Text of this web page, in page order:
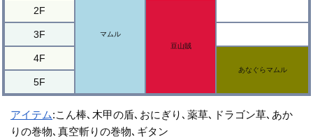
マムル
2F
豆山賊
3F
4F
あなぐらマムル
5F
アイテム:こん棒､木甲の盾､おにぎり､薬草､ドラゴン草､あか
りの巻物､真空斬りの巻物､ギタン